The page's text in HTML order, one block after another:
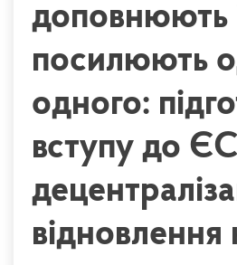
доповнюють
посилюють
одного:
вступу до
відновлення